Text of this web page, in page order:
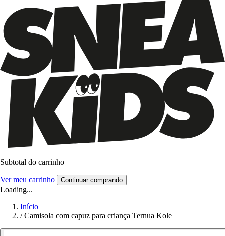
Subtotal do carrinho
Ver meu carrinho Continuar comprando
Loading...
Início
/ Camisola com capuz para criança Ternua Kole